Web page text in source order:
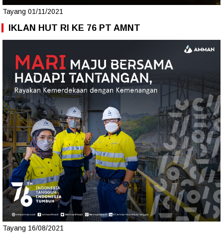
Tayang 01/11/2021
IKLAN HUT RI KE 76 PT AMNT
Tayang 16/08/2021